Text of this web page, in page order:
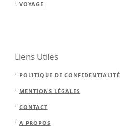
VOYAGE
Liens Utiles
POLITIQUE DE CONFIDENTIALITÉ
MENTIONS LÉGALES
CONTACT
A PROPOS